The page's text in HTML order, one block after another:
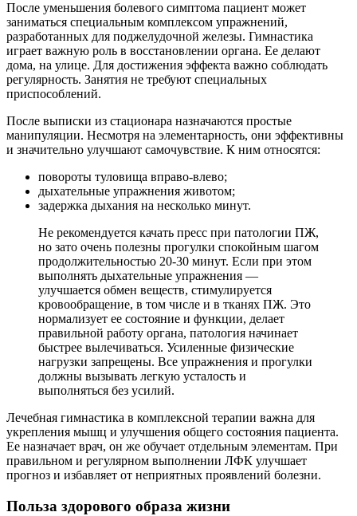
После уменьшения болевого симптома пациент может
заниматься специальным комплексом упражнений,
разработанных для поджелудочной железы. Гимнастика
играет важную роль в восстановлении органа. Ее делают
дома, на улице. Для достижения эффекта важно соблюдать
регулярность. Занятия не требуют специальных
приспособлений.
После выписки из стационара назначаются простые
манипуляции. Несмотря на элементарность, они эффективны
и значительно улучшают самочувствие. К ним относятся:
повороты туловища вправо-влево;
дыхательные упражнения животом;
задержка дыхания на несколько минут.
Не рекомендуется качать пресс при патологии ПЖ,
но зато очень полезны прогулки спокойным шагом
продолжительностью 20-30 минут. Если при этом
выполнять дыхательные упражнения —
улучшается обмен веществ, стимулируется
кровообращение, в том числе и в тканях ПЖ. Это
нормализует ее состояние и функции, делает
правильной работу органа, патология начинает
быстрее вылечиваться. Усиленные физические
нагрузки запрещены. Все упражнения и прогулки
должны вызывать легкую усталость и
выполняться без усилий.
Лечебная гимнастика в комплексной терапии важна для
укрепления мышц и улучшения общего состояния пациента.
Ее назначает врач, он же обучает отдельным элементам. При
правильном и регулярном выполнении ЛФК улучшает
прогноз и избавляет от неприятных проявлений болезни.
Польза здорового образа жизни